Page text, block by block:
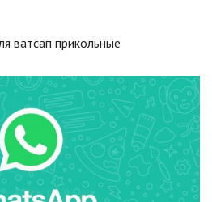
ватсап прикольные